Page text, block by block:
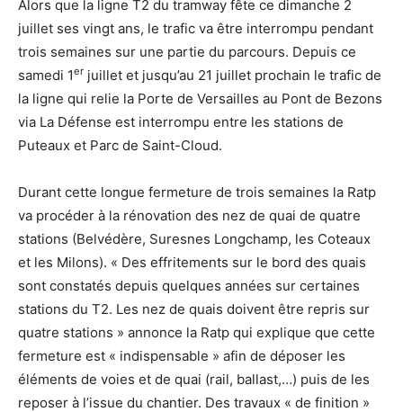
Alors que la ligne T2 du tramway fête ce dimanche 2
juillet ses vingt ans, le trafic va être interrompu pendant
trois semaines sur une partie du parcours. Depuis ce
samedi 1er juillet et jusqu’au 21 juillet prochain le trafic de
la ligne qui relie la Porte de Versailles au Pont de Bezons
via La Défense est interrompu entre les stations de
Puteaux et Parc de Saint-Cloud.
Durant cette longue fermeture de trois semaines la Ratp
va procéder à la rénovation des nez de quai de quatre
stations (Belvédère, Suresnes Longchamp, les Coteaux
et les Milons). « Des effritements sur le bord des quais
sont constatés depuis quelques années sur certaines
stations du T2. Les nez de quais doivent être repris sur
quatre stations » annonce la Ratp qui explique que cette
fermeture est « indispensable » afin de déposer les
éléments de voies et de quai (rail, ballast,…) puis de les
reposer à l’issue du chantier. Des travaux « de finition »